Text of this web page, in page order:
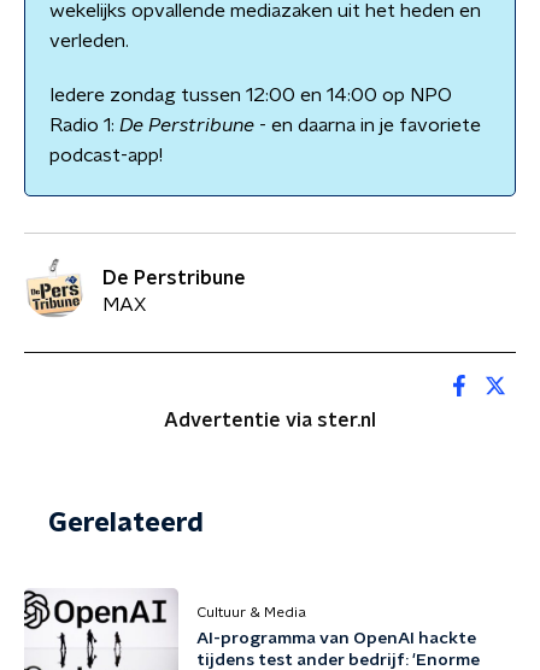
wekelijks opvallende mediazaken uit het heden en
verleden.
Iedere zondag tussen 12:00 en 14:00 op NPO
Radio 1: De Perstribune - en daarna in je favoriete
podcast-app!
De Perstribune
MAX
Advertentie via ster.nl
Gerelateerd
Cultuur & Media
AI-programma van OpenAI hackte
tijdens test ander bedrijf: 'Enorme